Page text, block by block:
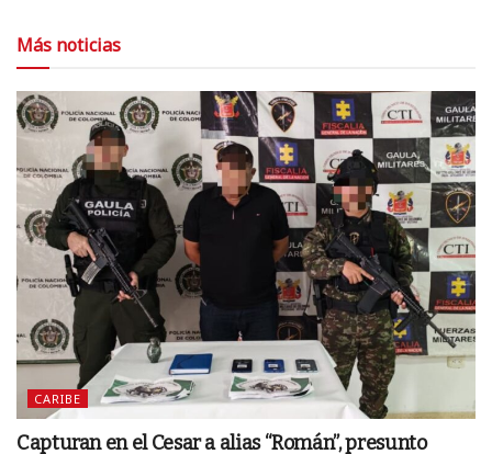
Más noticias
CARIBE
Capturan en el Cesar a alias “Román”, presunto